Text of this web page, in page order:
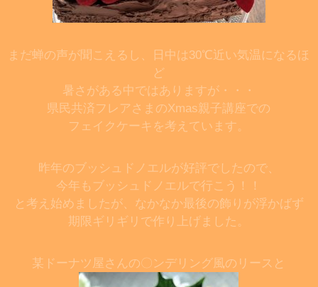
まだ蝉の声が聞こえるし、日中は30℃近い気温になるほ
ど
暑さがある中ではありますが・・・
県民共済フレアさまのXmas親子講座での
フェイクケーキを考えています。
昨年のブッシュドノエルが好評でしたので、
今年もブッシュドノエルで行こう！！
と考え始めましたが、なかなか最後の飾りが浮かばず
期限ギリギリで作り上げました。
某ドーナツ屋さんの〇ンデリング風のリースと